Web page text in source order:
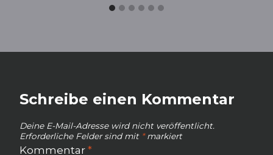
Schreibe einen Kommentar
Deine E-Mail-Adresse wird nicht veröffentlicht.
Erforderliche Felder sind mit *markiert
Kommentar *